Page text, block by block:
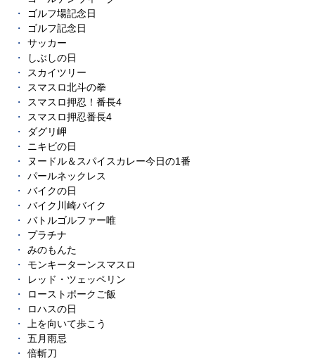
ゴルフ場記念日
ゴルフ記念日
サッカー
しぶしの日
スカイツリー
スマスロ北斗の拳
スマスロ押忍！番長4
スマスロ押忍番長4
ダグリ岬
ニキビの日
ヌードル＆スパイスカレー今日の1番
パールネックレス
バイクの日
バイク川崎バイク
バトルゴルファー唯
プラチナ
みのもんた
モンキーターンスマスロ
レッド・ツェッペリン
ローストポークご飯
ロハスの日
上を向いて歩こう
五月雨忌
倍斬刀